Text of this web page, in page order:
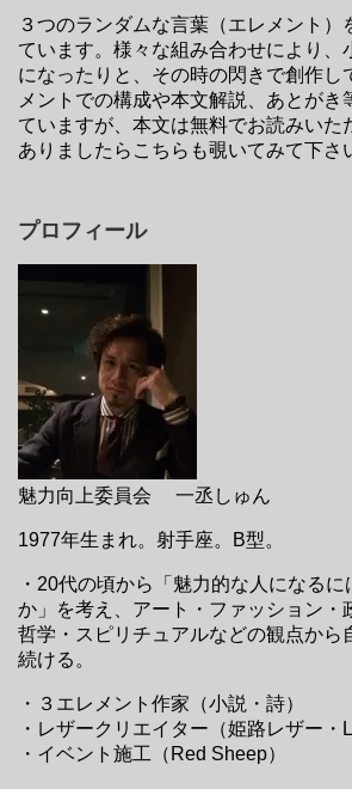
３つのランダムな言葉（エレメント）
ています。様々な組み合わせにより、
になったりと、その時の閃きで創作し
メントでの構成や本文解説、あとがき
ていますが、本文は無料でお読みいた
ありましたらこちらも覗いてみて下
プロフィール
魅力向上委員会 一丞しゅん
1977年生まれ。射手座。B型。
・20代の頃から「魅力的な人になる
か」を考え、アート・ファッション・
哲学・スピリチュアルなどの観点から
続ける。
・３エレメント作家（小説・詩）
・レザークリエイター（姫路レザー・
・イベント施工（Red Sheep）